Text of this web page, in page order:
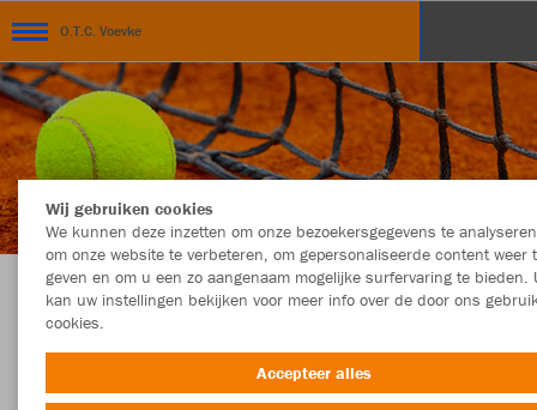
O.T.C. Voevke
Webshop O.T.C. Voevke
Wij gebruiken cookies
We kunnen deze inzetten om onze bezoekersgegevens te
om onze website te verbeteren, om gepersonaliseerde content weer
geven en om u een zo aangenaam mogelijke surfervaring te bieden.
kan uw instellingen bekijken voor meer info over de door ons
cookies.
Accepteer alles